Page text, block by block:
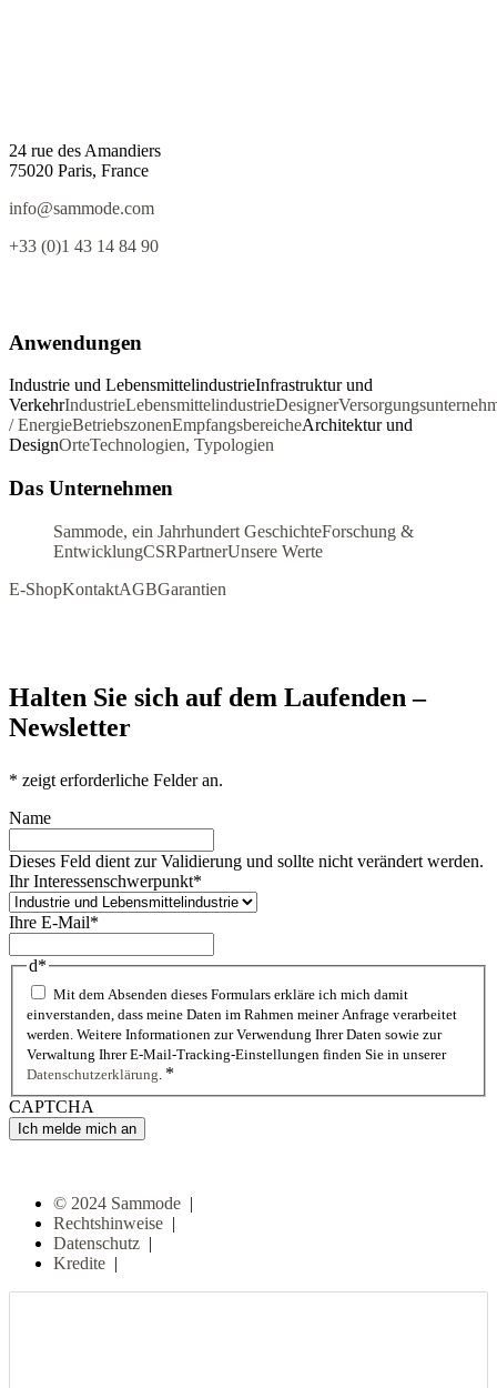
24 rue des Amandiers
75020 Paris, France
info@sammode.com
+33 (0)1 43 14 84 90
Anwendungen
Industrie und LebensmittelindustrieInfrastruktur und
VerkehrIndustrieLebensmittelindustrieDesigner
/ EnergieBetriebszonenEmpfangsbereicheArchitektur und
DesignOrteTechnologien, Typologien
Das Unternehmen
Sammode, ein Jahrhundert GeschichteForschung &
EntwicklungCSRPartnerUnsere Werte
E-ShopKontaktAGBGarantien
Halten Sie sich auf dem Laufenden –
Newsletter
* zeigt erforderliche Felder an.
Name
Dieses Feld dient zur Validierung und sollte nicht verändert werden.
Ihr Interessenschwerpunkt*
Ihre E-Mail*
d*
Mit dem Absenden dieses Formulars erkläre ich mich damit
einverstanden, dass meine Daten im Rahmen meiner Anfrage verarbeitet
werden. Weitere Informationen zur Verwendung Ihrer Daten sowie zur
Verwaltung Ihrer E-Mail-Tracking-Einstellungen finden Sie in unserer
Datenschutzerklärung. *
CAPTCHA
© 2024 Sammode |
Rechtshinweise |
Datenschutz |
Kredite |